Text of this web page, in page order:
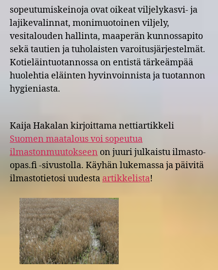
uudesta
nettiartikkelista
sopeutumiskeinoja ovat oikeat viljelykasvi- ja
lajikevalinnat, monimuotoinen viljely,
vesitalouden hallinta, maaperän kunnossapito
sekä tautien ja tuholaisten varoitusjärjestelmät.
Kotieläintuotannossa on entistä tärkeämpää
huolehtia eläinten hyvinvoinnista ja tuotannon
hygieniasta.
Kaija Hakalan kirjoittama nettiartikkeli
Suomen maatalous voi sopeutua
ilmastonmuutokseen on juuri julkaistu ilmasto-
opas.fi -sivustolla. Käyhän lukemassa ja päivitä
ilmastotietosi uudesta artikkelista!